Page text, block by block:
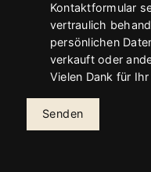
Kontaktformular
vertraulich
persönlichen
verkauft oder
Vielen Dank für
Senden